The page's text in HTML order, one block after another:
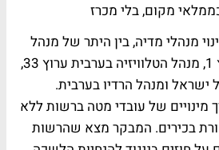
מקום, בלי מכרז
מנהלי מדיה, בין היתר של מנהל
הטלוויזיה בעברית ערוץ 1, מנהל הטלוויזיה בערבית ערוץ 33,
ישראל ומנהל הרדיו בערבית.
מינויים של עובדי מטה ברשות ללא
בכירים. המבקר מצא שהרשות